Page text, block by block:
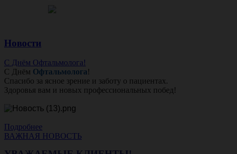
Новости
С Днём Офтальмолога!
С Днём Офтальмолога!
Спасибо за ясное зрение и заботу о пациентах.
Здоровья вам и новых профессиональных побед!
Подробнее
ВАЖНАЯ НОВОСТЬ